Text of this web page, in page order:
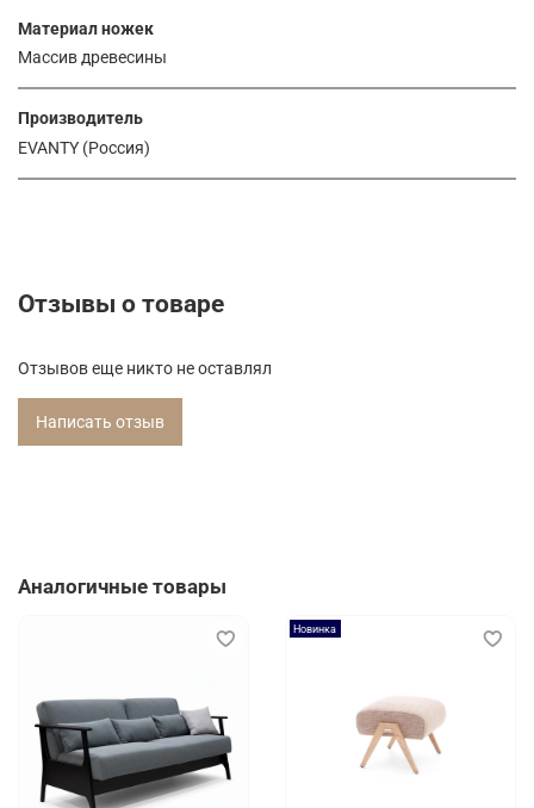
Материал ножек
Массив древесины
Производитель
EVANTY (Россия)
Отзывы о товаре
Отзывов еще никто не оставлял
Написать отзыв
Аналогичные товары
Новинка